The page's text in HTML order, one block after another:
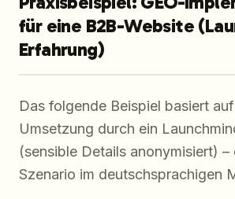
für eine B2B-Website
Erfahrung)
Das folgende Beispiel basiert
Umsetzung durch ein
(sensible Details anonymisiert)
Szenario im deutschsprachigen